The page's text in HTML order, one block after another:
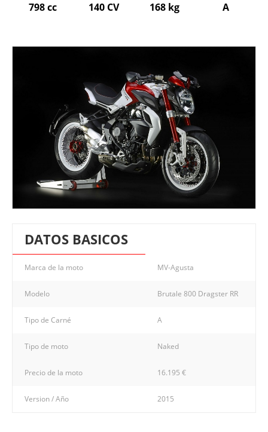
798 cc 140 CV 168 kg A
DATOS BASICOS
Marca de la moto MV-Agusta
Modelo Brutale 800 Dragster RR
Tipo de Carné A
Tipo de moto Naked
Precio de la moto 16.195 €
Version / Año 2015